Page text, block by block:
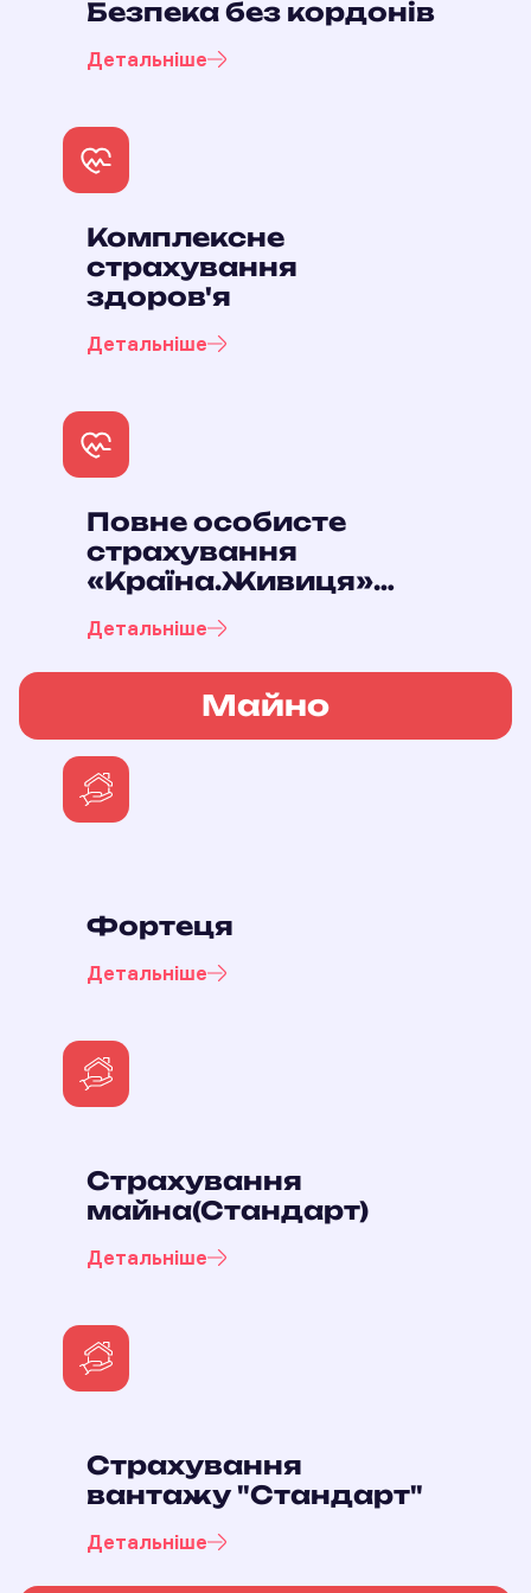
Безпека без кордонів
Детальніше
Комплексне
страхування
здоров'я
Детальніше
Повне особисте
страхування
«Країна.Живиця»
БАНК»)
Детальніше
Майно
Фортеця
Детальніше
Страхування
майна(Стандарт)
Детальніше
Страхування
вантажу "Стандарт"
Детальніше